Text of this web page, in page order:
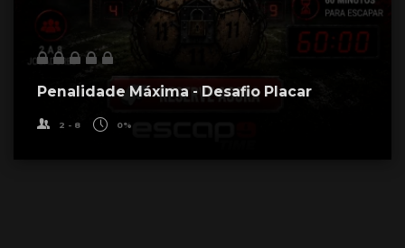
Penalidade Máxima - Desafio Placar
2 - 8 0%